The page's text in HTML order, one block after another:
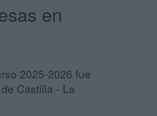
en
2025-2026 fue
Castilla - La